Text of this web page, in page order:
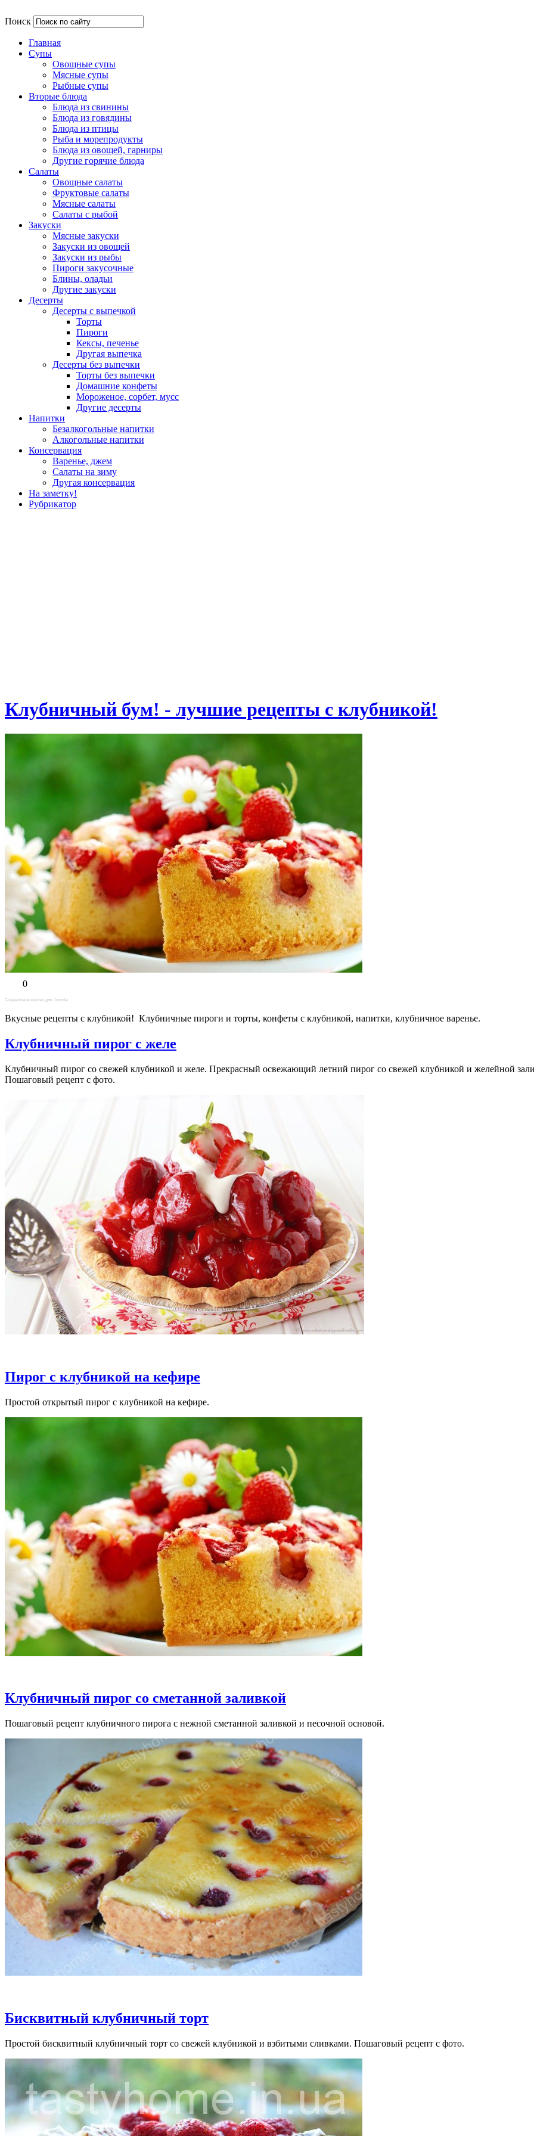
Поиск
Главная
Супы
Овощные супы
Мясные супы
Рыбные супы
Вторые блюда
Блюда из свинины
Блюда из говядины
Блюда из птицы
Рыба и морепродукты
Блюда из овощей, гарниры
Другие горячие блюда
Салаты
Овощные салаты
Фруктовые салаты
Мясные салаты
Салаты с рыбой
Закуски
Мясные закуски
Закуски из овощей
Закуски из рыбы
Пироги закусочные
Блины, оладьи
Другие закуски
Десерты
Десерты с выпечкой
Торты
Пироги
Кексы, печенье
Другая выпечка
Десерты без выпечки
Торты без выпечки
Домашние конфеты
Мороженое, сорбет, мусс
Другие десерты
Напитки
Безалкогольные напитки
Алкогольные напитки
Консервация
Варенье, джем
Салаты на зиму
Другая консервация
На заметку!
Рубрикатор
Клубничный бум! - лучшие рецепты с клубникой!
0
Социальные кнопки для Joomla
Вкусные рецепты с клубникой! Клубничные пироги и торты, конфеты с клубникой, напитки, клубничное варенье.
Клубничный пирог с желе
Клубничный пирог со свежей клубникой и желе. Прекрасный освежающий летний пирог со свежей клубникой и желейной
Пошаговый рецепт с фото.
Пирог с клубникой на кефире
Простой открытый пирог с клубникой на кефире.
Клубничный пирог со сметанной заливкой
Пошаговый рецепт клубничного пирога с нежной сметанной заливкой и песочной основой.
Бисквитный клубничный торт
Простой бисквитный клубничный торт со свежей клубникой и взбитыми сливками. Пошаговый рецепт с фото.